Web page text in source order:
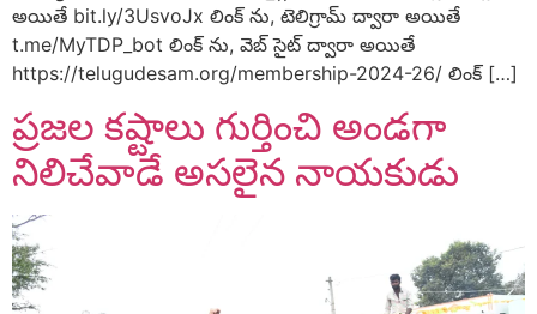
అయితే bit.ly/3UsvoJx లింక్ ను, టెలిగ్రామ్ ద్వారా అయితే
t.me/MyTDP_bot లింక్ ను, వెబ్ సైట్ ద్వారా అయితే
https://telugudesam.org/membership-2024-26/ లింక్ […]
ప్రజల కష్టాలు గుర్తించి అండగా
నిలిచేవాడే అసలైన నాయకుడు